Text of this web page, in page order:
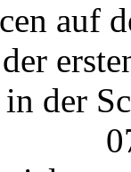
auf
in der